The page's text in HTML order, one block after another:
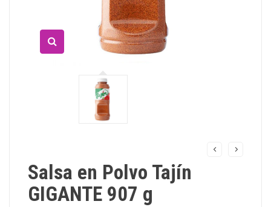
Salsa en Polvo Tajín
GIGANTE 907 g